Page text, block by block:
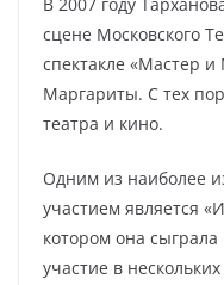
сцене Московского
спектакле «Мастер
Маргариты. С тех
театра и кино.
Одним из наиболее
участием является
котором она
участие в